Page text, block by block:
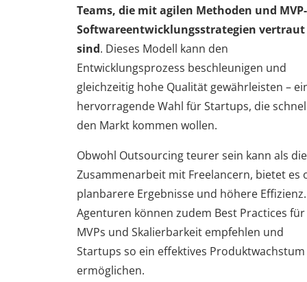
Teams, die mit agilen Methoden und MVP-
Softwareentwicklungsstrategien vertraut
sind. Dieses Modell kann den
Entwicklungsprozess beschleunigen und
gleichzeitig hohe Qualität gewährleisten –
hervorragende Wahl für Startups, die
den Markt kommen wollen.
Obwohl Outsourcing teurer sein kann als die
Zusammenarbeit mit Freelancern, bietet es
planbarere Ergebnisse und höhere Effizienz.
Agenturen können zudem Best Practices für
MVPs und Skalierbarkeit empfehlen und
Startups so ein effektives Produktwachstum
ermöglichen.